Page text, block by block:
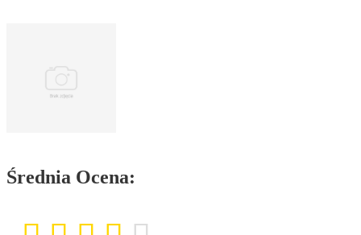
Średnia Ocena: